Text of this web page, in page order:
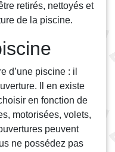
retirés, nettoyés et
de la piscine.
d’une piscine : il
Il en existe
en fonction de
motorisées, volets,
peuvent
ne possédez pas